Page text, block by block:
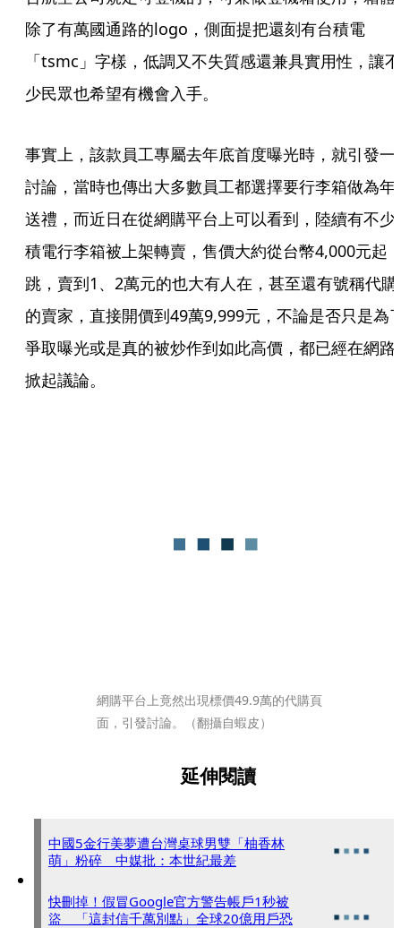
除了有萬國通路的logo，側面提把還刻有台積電
「tsmc」字樣，低調又不失質感還兼具實用性，讓不
少民眾也希望有機會入手。
事實上，該款員工專屬去年底首度曝光時，就引發一
討論，當時也傳出大多數員工都選擇要行李箱做為年
送禮，而近日在從網購平台上可以看到，陸續有不少
積電行李箱被上架轉賣，售價大約從台幣4,000元起
跳，賣到1、2萬元的也大有人在，甚至還有號稱代購
的賣家，直接開價到49萬9,999元，不論是否只是為
爭取曝光或是真的被炒作到如此高價，都已經在網路
掀起議論。
網購平台上竟然出現標價49.9萬的代購頁
面，引發討論。（翻攝自蝦皮）
延伸閱讀
中國5金行美夢遭台灣桌球男雙「柚香林
萌」粉碎 中媒批：本世紀最差
快刪掉！假冒Google官方警告帳戶1秒被
盜 「這封信千萬別點」全球20億用戶恐